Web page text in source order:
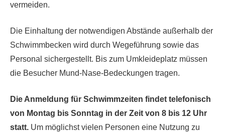
vermeiden.
Die Einhaltung der notwendigen Abstände außerhalb der
Schwimmbecken wird durch Wegeführung sowie das
Personal sichergestellt. Bis zum Umkleideplatz müssen
die Besucher Mund-Nase-Bedeckungen tragen.
Die Anmeldung für Schwimmzeiten findet telefonisch
von Montag bis Sonntag in der Zeit von 8 bis 12 Uhr
statt. Um möglichst vielen Personen eine Nutzung zu